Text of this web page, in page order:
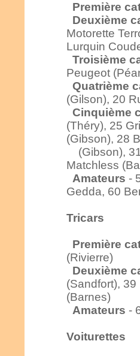
Première
Deuxième
Motorette
Lurquin
Troisième
Peugeot
Quatrième
(Gilson), 20
Cinquième
(Théry), 25
(Gibson), 28
(Gibson),
Matchless
Amateurs -
Gedda, 60
Tricars
Première
(Rivierre)
Deuxième
(Sandfort),
(Barnes)
Amateurs -
Voiturettes